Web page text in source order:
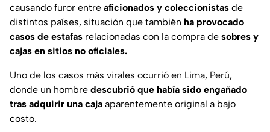
causando furor entre aficionados y coleccionistas de
distintos países, situación que también ha provocado
casos de estafas relacionadas con la compra de sobres y
cajas en sitios no oficiales.
Uno de los casos más virales ocurrió en Lima, Perú,
donde un hombre descubrió que había sido engañado
tras adquirir una caja aparentemente original a bajo
costo.